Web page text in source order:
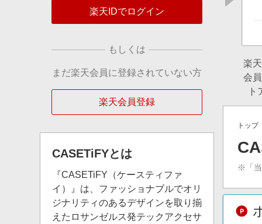
楽天IDでログイン
もしくは
まだ楽天会員に登録されていない方
楽天会員登録
CASETiFYとは
『CASETiFY（ケースティファ
イ）』は、ファッショナブルでオリ
ジナリティのあるデザインを取り揃
えたロサンゼルス発テックアクセサ
楽
会
ト
トップ
※「当